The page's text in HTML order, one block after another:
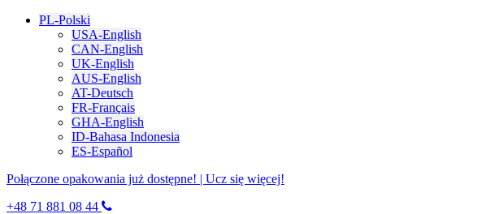
PL-Polski
USA-English
CAN-English
UK-English
AUS-English
AT-Deutsch
FR-Français
GHA-English
ID-Bahasa Indonesia
ES-Español
Połączone opakowania już dostępne! | Ucz się więcej!
+48 71 881 08 44